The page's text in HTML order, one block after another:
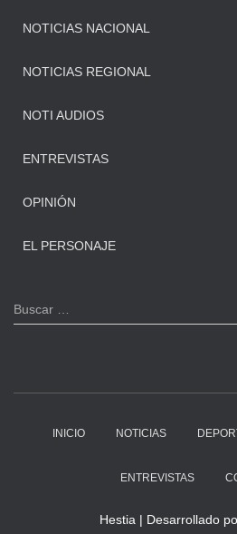
NOTICIAS NACIONAL
NOTICIAS REGIONAL
NOTI AUDIOS
ENTREVISTAS
OPINIÓN
EL PERSONAJE
B
u
Buscar …
INICIO NOTICIAS
ENTREVISTAS
Hestia | Desarrollado